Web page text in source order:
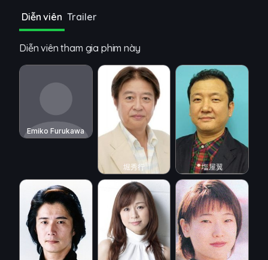
Diễn viên Trailer
Diễn viên tham gia phim này
Emiko Furukawa
堀秀行 塩屋翼